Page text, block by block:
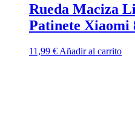
Rueda Maciza
Patinete Xiaomi
11,99 € Añadir al carrito